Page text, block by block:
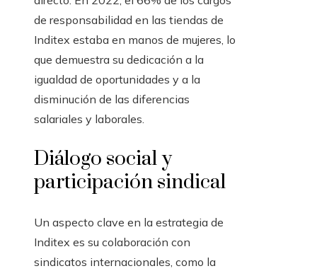
de responsabilidad en las tiendas de
Inditex estaba en manos de mujeres, lo
que demuestra su dedicación a la
igualdad de oportunidades y a la
disminución de las diferencias
salariales y laborales.
Diálogo social y
participación sindical
Un aspecto clave en la estrategia de
Inditex es su colaboración con
sindicatos internacionales, como la